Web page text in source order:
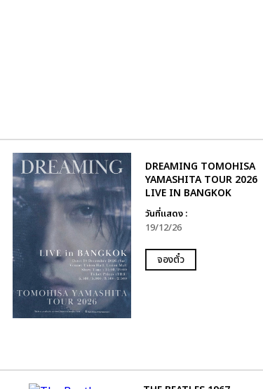
DREAMING TOMOHISA
YAMASHITA TOUR 2026
LIVE IN BANGKOK
วันที่แสดง :
19/12/26
จองตั๋ว